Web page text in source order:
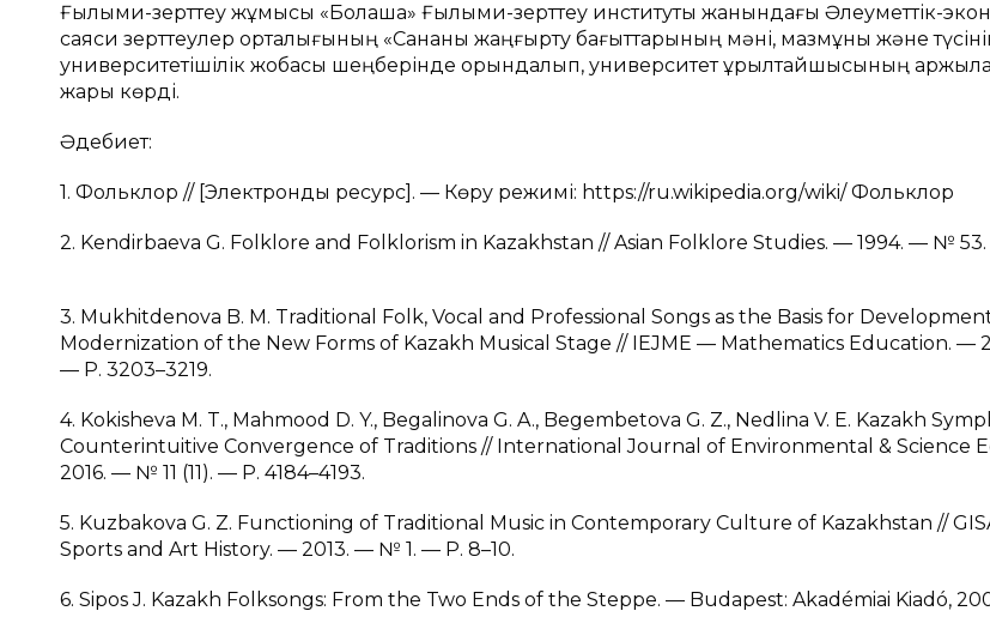
Ғылыми-зерттеу жұмысы «Болашақ» Ғылыми-зерттеу институты жанындағы Әлеуметтік-
саяси зерттеулер орталығының «Сананы жаңғырту бағыттарының мәні, мазмұны және
университетішілік жобасы шеңберінде орындалып, университет құрылтайшысының
жарық көрді.
Әдебиет:
1. Фольклор // [Электрондық ресурс]. — Көру режимі: https://ru.wikipedia.org/wiki/ Фольклор
2. Kendirbaeva G. Folklore and Folklorism in Kazakhstan // Asian Folklore Studies. — 1994. — № 53.
3. Mukhitdenova B. M. Traditional Folk, Vocal and Professional Songs as the Basis for
Modernization of the New Forms of Kazakh Musical Stage // IEJME — Mathematics Education. —
— P. 3203–3219.
4. Kokisheva M. T., Mahmood D. Y., Begalinova G. A., Begembetova G. Z., Nedlina V. E. Kazakh
Counterintuitive Convergence of Traditions // International Journal of Environmental & Science
2016. — № 11 (11). — P. 4184–4193.
5. Kuzbakova G. Z. Functioning of Traditional Music in Contemporary Culture of Kazakhstan //
Sports and Art History. — 2013. — № 1. — P. 8–10.
6. Sipos J. Kazakh Folksongs: From the Two Ends of the Steppe. — Budapest: Akadémiai Kiadó,